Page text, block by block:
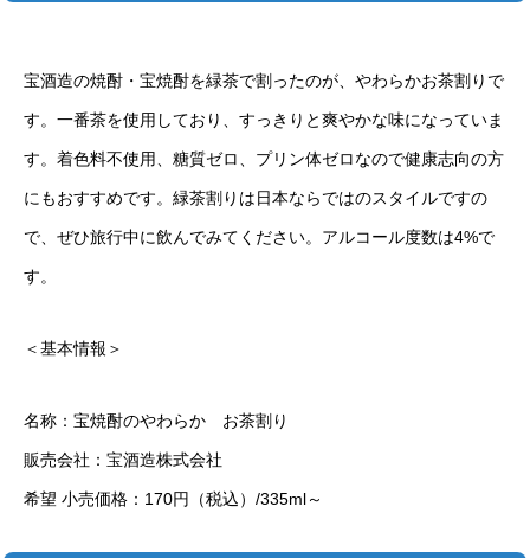
宝酒造の焼酎・宝焼酎を緑茶で割ったのが、やわらかお茶割りで
す。一番茶を使用しており、すっきりと爽やかな味になっていま
す。着色料不使用、糖質ゼロ、プリン体ゼロなので健康志向の方
にもおすすめです。緑茶割りは日本ならではのスタイルですの
で、ぜひ旅行中に飲んでみてください。アルコール度数は4%で
す。
＜基本情報＞
名称：宝焼酎のやわらか お茶割り
販売会社：宝酒造株式会社
希望 小売価格：170円（税込）/335ml～